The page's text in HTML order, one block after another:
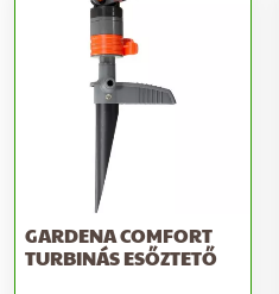
GARDENA COMFORT
TURBINÁS ESŐZTETŐ